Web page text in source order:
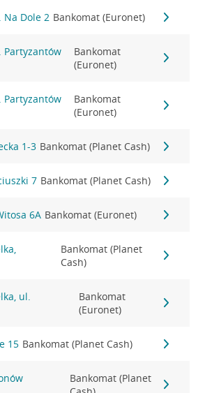
Na Dole 2 Bankomat (Euronet)
Partyzantów
Bankomat
(Euronet)
Partyzantów
Bankomat
(Euronet)
1-3 Bankomat (Planet Cash)
7 Bankomat (Planet Cash)
6A Bankomat (Euronet)
Bankomat (Planet
Cash)
ul.
Bankomat
(Euronet)
15 Bankomat (Planet Cash)
Bankomat (Planet